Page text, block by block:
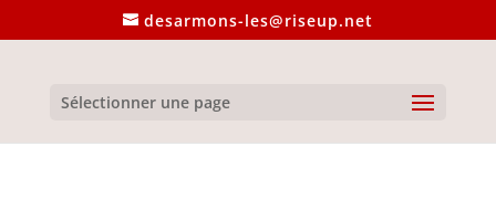
desarmons-les@riseup.net
Sélectionner une page